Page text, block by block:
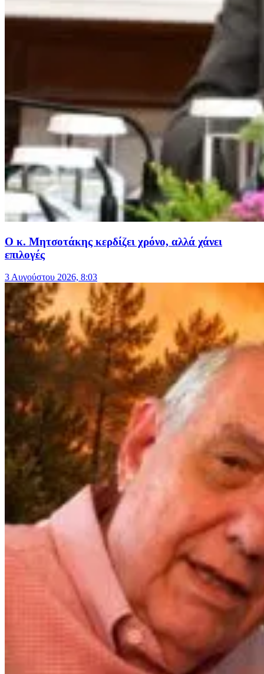
Ο κ. Μητσοτάκης κερδίζει χρόνο, αλλά χάνει
επιλογές
3 Αυγούστου 2026, 8:03